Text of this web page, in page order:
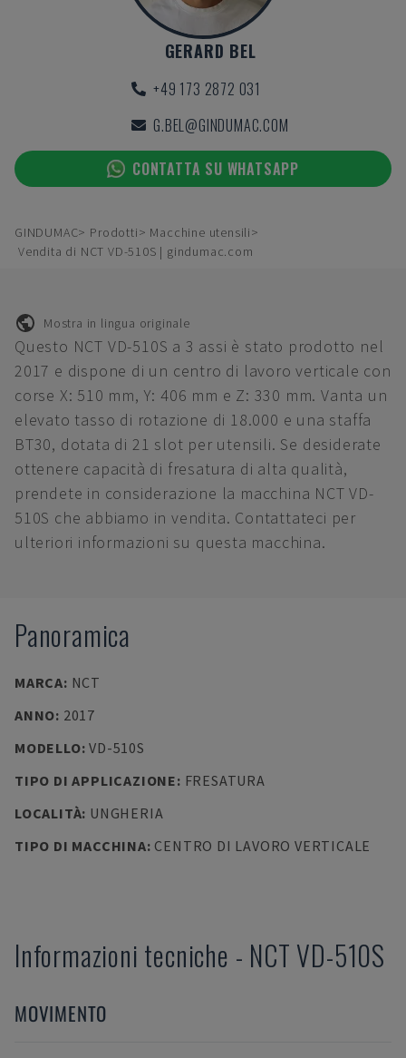
GERARD BEL
+49 173 2872 031
G.BEL@GINDUMAC.COM
CONTATTA SU WHATSAPP
GINDUMAC Prodotti
Macchine utensili
Vendita di NCT VD-510S | gindumac.com
Mostra in lingua originale
Questo NCT VD-510S a 3 assi è stato prodotto nel
2017 e dispone di un centro di lavoro verticale con
corse X: 510 mm, Y: 406 mm e Z: 330 mm. Vanta un
elevato tasso di rotazione di 18.000 e una staffa
BT30, dotata di 21 slot per utensili. Se desiderate
ottenere capacità di fresatura di alta qualità,
prendete in considerazione la macchina NCT VD-
510S che abbiamo in vendita. Contattateci per
ulteriori informazioni su questa macchina.
Panoramica
MARCA: NCT
ANNO: 2017
MODELLO:VD-510S
TIPO DI APPLICAZIONE: FRESATURA
LOCALITÀ: UNGHERIA
TIPO DI MACCHINA: CENTRO DI LAVORO VERTICALE
Informazioni tecniche - NCT VD-510S
MOVIMENTO